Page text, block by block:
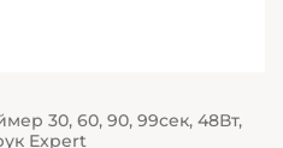
30, 60, 90, 99сек, 48Вт,
Expert